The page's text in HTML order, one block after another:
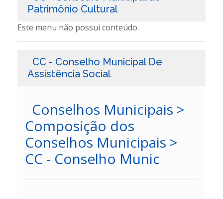
Patrimônio Cultural
Este menu não possui conteúdo.
CC - Conselho Municipal De
Assistência Social
Conselhos Municipais >
Composição dos
Conselhos Municipais >
CC - Conselho Munic